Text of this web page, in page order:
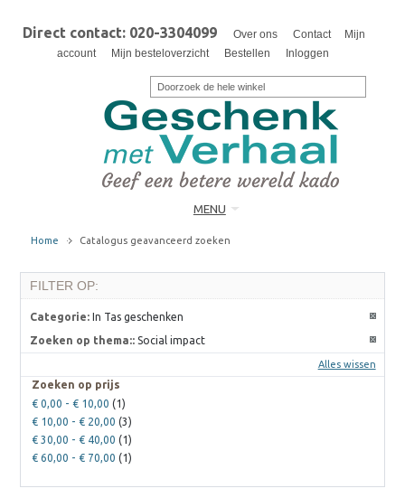
Direct contact: 020-3304099 Over ons Contact
Mijn
account
Mijn besteloverzicht Bestellen Inloggen
MENU
Home Catalogus geavanceerd zoeken
FILTER OP:
Categorie: In Tas geschenken
Zoeken op thema:: Social impact
Alles wissen
Zoeken op prijs
€ 0,00 -€ 10,00 (1)
€ 10,00 -€ 20,00 (3)
€ 30,00 -€ 40,00 (1)
€ 60,00 -€ 70,00 (1)